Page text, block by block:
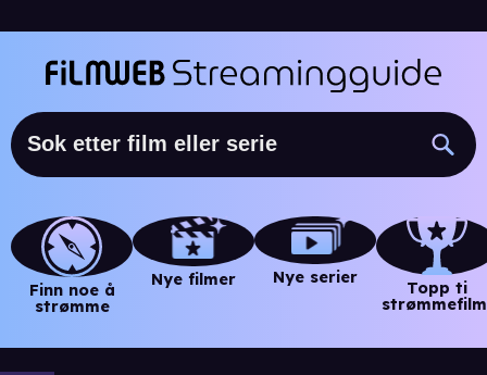
Finn noe å
strømme
Nye filmer Nye serier
Topp ti